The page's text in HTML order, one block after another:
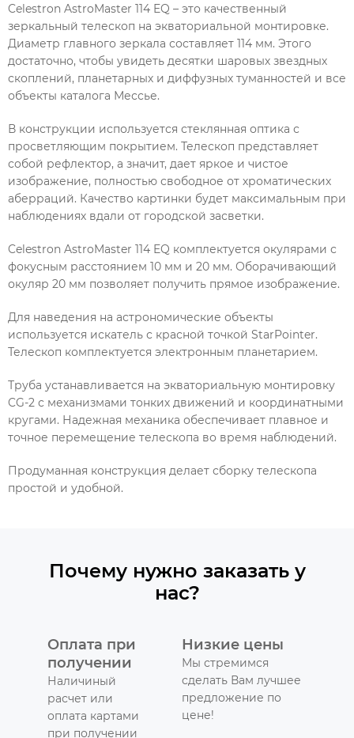
Celestron AstroMaster 114 EQ – это качественный
зеркальный телескоп на экваториальной монтировке.
Диаметр главного зеркала составляет 114 мм. Этого
достаточно, чтобы увидеть десятки шаровых звездных
скоплений, планетарных и диффузных туманностей и все
объекты каталога Мессье.
В конструкции используется стеклянная оптика с
просветляющим покрытием. Телескоп представляет
собой рефлектор, а значит, дает яркое и чистое
изображение, полностью свободное от хроматических
аберраций. Качество картинки будет максимальным при
наблюдениях вдали от городской засветки.
Celestron AstroMaster 114 EQ комплектуется окулярами с
фокусным расстоянием 10 мм и 20 мм. Оборачивающий
окуляр 20 мм позволяет получить прямое изображение.
Для наведения на астрономические объекты
используется искатель с красной точкой StarPointer.
Телескоп комплектуется электронным планетарием.
Труба устанавливается на экваториальную монтировку
CG-2 с механизмами тонких движений и координатными
кругами. Надежная механика обеспечивает плавное и
точное перемещение телескопа во время наблюдений.
Продуманная конструкция делает сборку телескопа
простой и удобной.
Почему нужно заказать у
нас?
Оплата при
получении
Наличиный
расчет или
оплата картами
при получении
Низкие цены
Мы стремимся
сделать Вам лучшее
предложение по
цене!